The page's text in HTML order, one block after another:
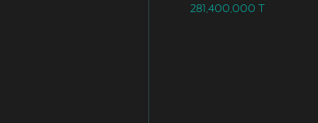
281,400,000T